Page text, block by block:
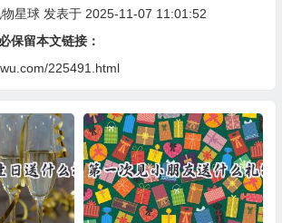
星球发表于 2025-11-07 11:01:52
保留本文链接：
225491.html